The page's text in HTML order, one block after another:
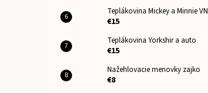
Teplákovina Mickey a Minnie VN
€15
Teplákovina Yorkshir a auto
€15
Nažehlovacie menovky zajko
€8